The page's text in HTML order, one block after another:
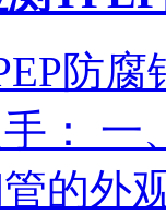
防
： 一
的外